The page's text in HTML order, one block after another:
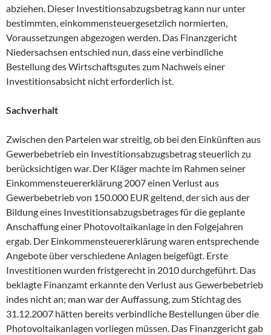
abziehen. Dieser Investitionsabzugsbetrag kann nur unter
bestimmten, einkommensteuergesetzlich normierten,
Voraussetzungen abgezogen werden. Das Finanzgericht
Niedersachsen entschied nun, dass eine verbindliche
Bestellung des Wirtschaftsgutes zum Nachweis einer
Investitionsabsicht nicht erforderlich ist.
Sachverhalt
Zwischen den Parteien war streitig, ob bei den Einkünften aus
Gewerbebetrieb ein Investitionsabzugsbetrag steuerlich zu
berücksichtigen war. Der Kläger machte im Rahmen seiner
Einkommensteuererklärung 2007 einen Verlust aus
Gewerbebetrieb von 150.000 EUR geltend, der sich aus der
Bildung eines Investitionsabzugsbetrages für die geplante
Anschaffung einer Photovoltaikanlage in den Folgejahren
ergab. Der Einkommensteuererklärung waren entsprechende
Angebote über verschiedene Anlagen beigefügt. Erste
Investitionen wurden fristgerecht in 2010 durchgeführt. Das
beklagte Finanzamt erkannte den Verlust aus Gewerbebetrieb
indes nicht an; man war der Auffassung, zum Stichtag des
31.12.2007 hätten bereits verbindliche Bestellungen über die
Photovoltaikanlagen vorliegen müssen. Das Finanzgericht gab